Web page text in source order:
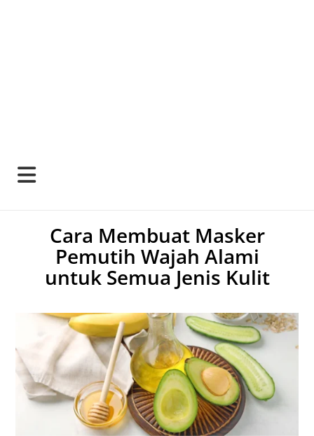
Cara Membuat Masker
Pemutih Wajah Alami
untuk Semua Jenis Kulit